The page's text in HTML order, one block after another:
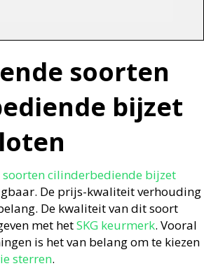
soorten
bijzet
soorten cilinderbediende bijzet
De prijs-kwaliteit verhouding
De kwaliteit van dit soort
met hetSKG keurmerk. Vooral
is het van belang om te kiezen
sterren.